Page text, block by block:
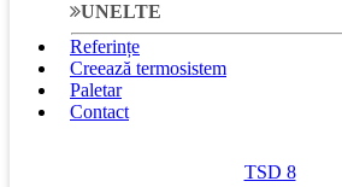
UNELTE
Referințe
Creează termosistem
Paletar
Contact
TSD 8